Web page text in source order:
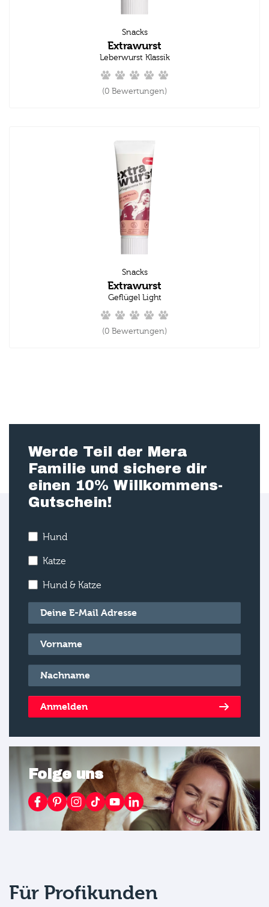
Snacks
Extrawurst
Leberwurst Klassik
(0 Bewertungen)
Snacks
Extrawurst
Geflügel Light
(0 Bewertungen)
Werde Teil der Mera
Familie und sichere dir
einen 10% Willkommens-
Gutschein!
Hund
Katze
Hund & Katze
E-Mail*
Vorname*
Nachname*
Anmelden
Folge uns
Für Profikunden